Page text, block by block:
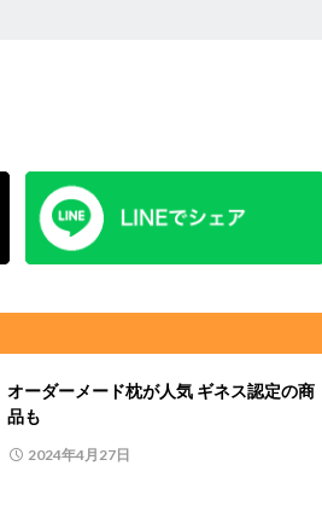
オーダーメード枕が人気 ギネス認定の商
品も
2024年4月27日